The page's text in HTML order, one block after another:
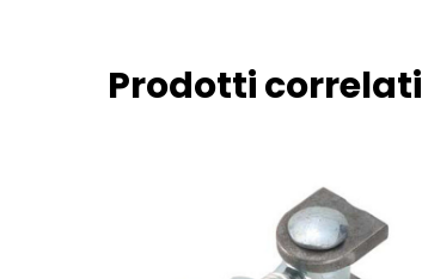
Prodotti correlati